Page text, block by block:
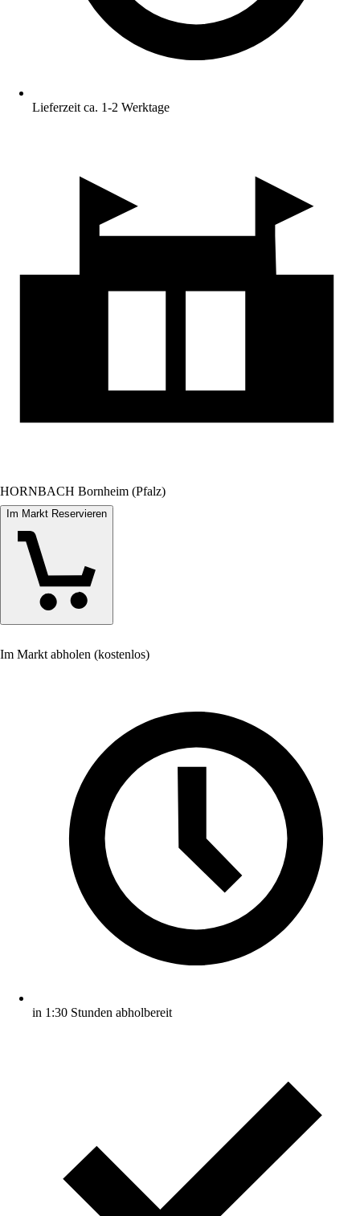
Lieferzeit ca. 1-2 Werktage
HORNBACH Bornheim (Pfalz)
Im Markt Reservieren
Im Markt abholen (kostenlos)
in 1:30 Stunden abholbereit